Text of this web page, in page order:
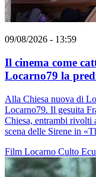
09/08/2026 - 13:59
Il cinema come
Locarno79 la
Alla Chiesa nuova di
Locarno79. Il gesuita
Chiesa, entrambi rivolti
scena delle Sirene in
Film Locarno Culto